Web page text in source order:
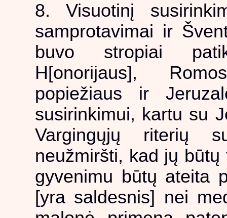
8. Visuotinį
samprotavimai ir
buvo stropiai
H[onorijaus],
popiežiaus ir
susirinkimui, kartu su
Vargingųjų riterių
neužmiršti, kad jų
gyvenimu būtų ateita
[yra saldesnis] nei